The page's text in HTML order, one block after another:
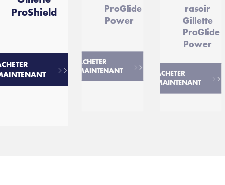
ProShield
ProGlide
Power
ACHETER
MAINTENANT
rasoir
Gillette
ProGlide
Power
ACHETER
MAINTENANT